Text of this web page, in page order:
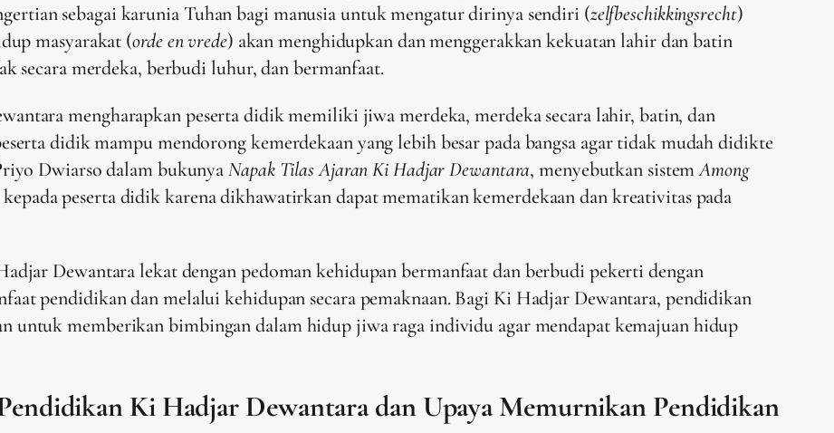
sebagai karunia Tuhan bagi manusia untuk mengatur dirinya sendiri (zelfbeschikkingsrecht)
masyarakat (orde en vrede) akan menghidupkan dan menggerakkan kekuatan lahir dan batin
merdeka, berbudi luhur, dan bermanfaat.
mengharapkan peserta didik memiliki jiwa merdeka, merdeka secara lahir, batin, dan
didik mampu mendorong kemerdekaan yang lebih besar pada bangsa agar tidak mudah didikte
Dwiarso dalam bukunyaNapak Tilas Ajaran Ki Hadjar Dewantara, menyebutkan sistemAmong
peserta didik karena dikhawatirkan dapat mematikan kemerdekaan dan kreativitas pada
Dewantara lekat dengan pedoman kehidupan bermanfaat dan berbudi pekerti dengan
pendidikan dan melalui kehidupan secara pemaknaan. Bagi Ki Hadjar Dewantara, pendidikan
untuk memberikan bimbingan dalam hidup jiwa raga individu agar mendapat kemajuan hidup
Ki Hadjar Dewantara dan Upaya Memurnikan Pendidikan